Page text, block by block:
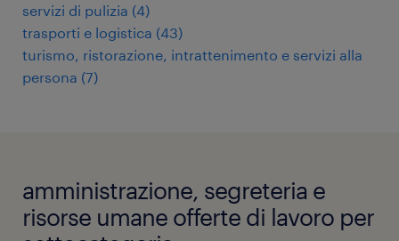
servizi di pulizia (4)
trasporti e logistica (43)
turismo, ristorazione, intrattenimento e servizi alla
persona (7)
amministrazione, segreteria e
risorse umane offerte di lavoro per